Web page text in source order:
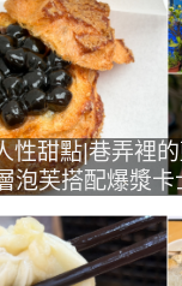
性甜點|巷弄裡
泡芙搭配爆漿卡